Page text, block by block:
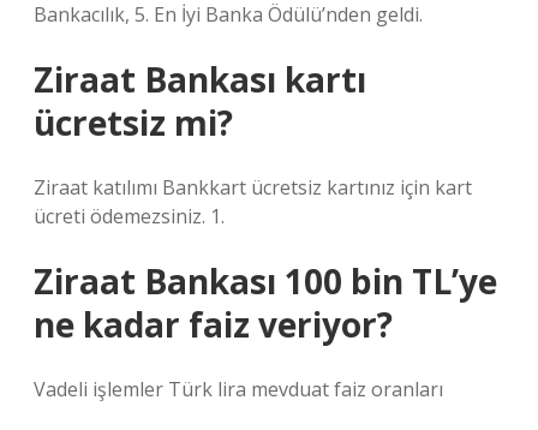
Bankacılık, 5. En İyi Banka Ödülü’nden geldi.
Ziraat Bankası kartı
ücretsiz mi?
Ziraat katılımı Bankkart ücretsiz kartınız için kart
ücreti ödemezsiniz. 1.
Ziraat Bankası 100 bin TL’ye
ne kadar faiz veriyor?
Vadeli işlemler Türk lira mevduat faiz oranları